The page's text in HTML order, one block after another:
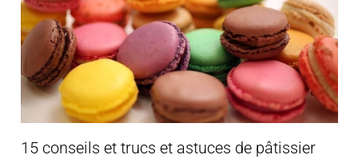
15 conseils et trucs et astuces de pâtissier